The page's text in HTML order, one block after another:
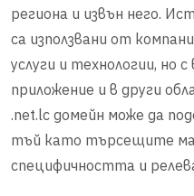
региона и извън него.
са използвани от
услуги и технологии, но
приложение и в други
.net.lc домейн може да
тъй като търсещите
специфичността и